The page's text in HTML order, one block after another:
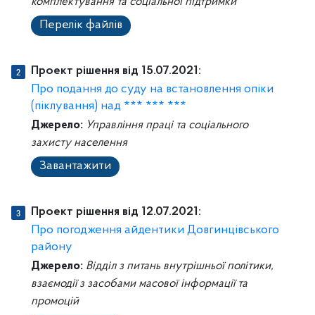
Перелік файлів
Проект рішення від 15.07.2021:
Про подання до суду на встановлення опіки
(піклування) над *** *** ***
Джерело: Управління праці та соціального
захисту населення
Завантажити
Проект рішення від 12.07.2021:
Про погодження айдентики Довгинцівського
району
Джерело: Відділ з питань внутрішньої політики,
взаємодії з засобами масової інформації та
промоцій